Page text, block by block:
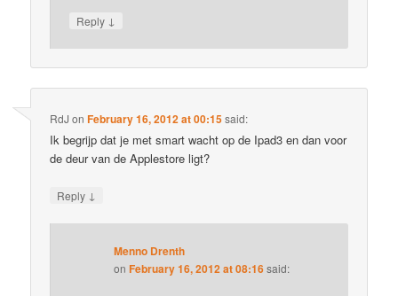
Reply ↓
RdJ onFebruary 16, 2012 at 00:15said:
Ik begrijp dat je met smart wacht op de Ipad3 en dan voor
de deur van de Applestore ligt?
Reply ↓
Menno Drenth
onFebruary 16, 2012 at 08:16said: